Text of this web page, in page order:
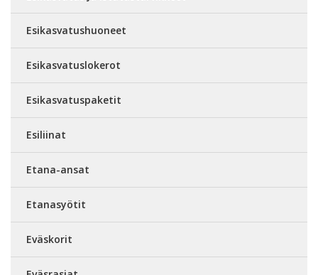
Esikasvatushuoneet
Esikasvatuslokerot
Esikasvatuspaketit
Esiliinat
Etana-ansat
Etanasyötit
Eväskorit